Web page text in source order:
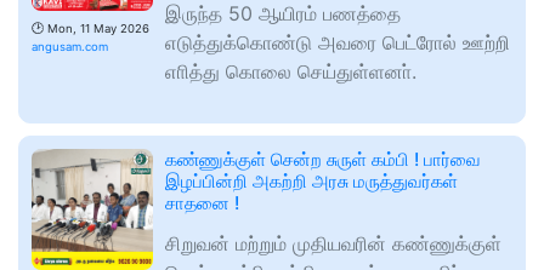
🕑 Mon, 11 May 2026
angusam.com
இருந்த 50 ஆயிரம் பணத்தை
எடுத்துக்கொண்டு அவரை பெட்ரோல் ஊற்றி
எாித்து கொலை செய்துள்ளனா்.
கண்ணுக்குள் சென்ற சுருள் கம்பி ! பார்வை
இழப்பின்றி அகற்றி அரசு மருத்துவர்கள்
சாதனை !
சிறுவன் மற்றும் முதியவரின் கண்ணுக்குள்